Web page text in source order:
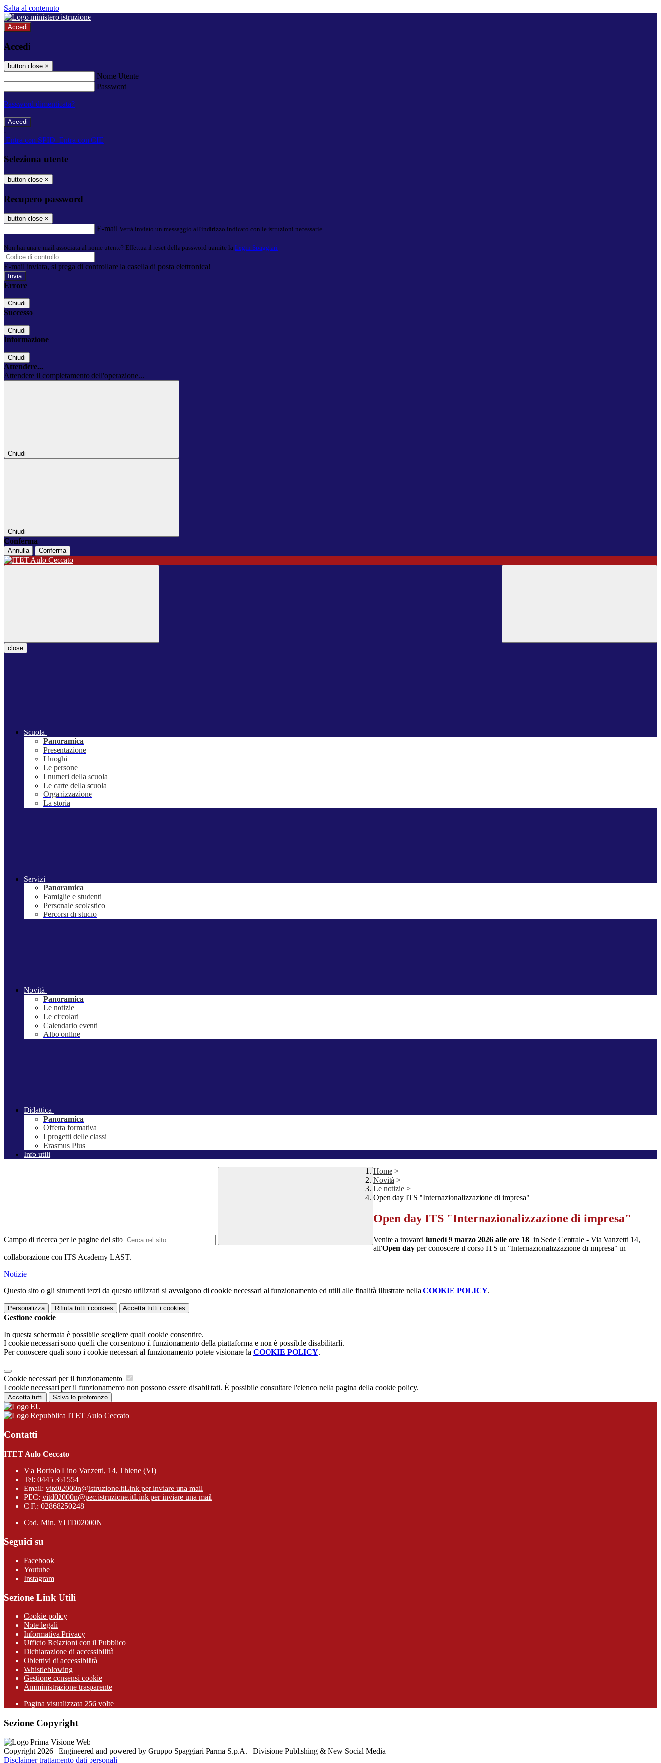
Salta al contenuto
Accedi
Accedi
button close ×
Nome Utente
Password
Password dimenticata?
-
Entra con SPID Entra con CIE
Seleziona utente
button close ×
Recupero password
button close ×
E-mail Verrà inviato un messaggio all'indirizzo indicato con le istruzioni necessarie.
Non hai una e-mail associata al nome utente? Effettua il reset della password tramite la Login Spaggiari
E-mail inviata, si prega di controllare la casella di posta elettronica!
Errore
Chiudi
Successo
Chiudi
Informazione
Chiudi
Attendere...
Attendere il completamento dell'operazione...
Chiudi
Chiudi
Conferma
Annulla Conferma
close
Scuola
Panoramica
Presentazione
I luoghi
Le persone
I numeri della scuola
Le carte della scuola
Organizzazione
La storia
Servizi
Panoramica
Famiglie e studenti
Personale scolastico
Percorsi di studio
Novità
Panoramica
Le notizie
Le circolari
Calendario eventi
Albo online
Didattica
Panoramica
Offerta formativa
I progetti delle classi
Erasmus Plus
Info utili
Campo di ricerca per le pagine del sito
Home >
Novità >
Le notizie >
Open day ITS "Internazionalizzazione di impresa"
Open day ITS "Internazionalizzazione di impresa"
Venite a trovarci lunedì 9 marzo 2026 alle ore 18 in Sede Centrale - Via Vanzetti 14,
all'Open day per conoscere il corso ITS in "Internazionalizzazione di impresa" in
collaborazione con ITS Academy LAST.
Notizie
Questo sito o gli strumenti terzi da questo utilizzati si avvalgono di cookie necessari al funzionamento ed utili alle finalità illustrate nella COOKIE POLICY.
Personalizza Rifiuta tutti i cookies Accetta tutti i cookies
Gestione cookie
In questa schermata è possibile scegliere quali cookie consentire.
I cookie necessari sono quelli che consentono il funzionamento della piattaforma e non è possibile disabilitarli.
Per conoscere quali sono i cookie necessari al funzionamento potete visionare la COOKIE POLICY.
Cookie necessari per il funzionamento
I cookie necessari per il funzionamento non possono essere disabilitati. È possibile consultare l'elenco nella pagina della cookie policy.
Accetta tutti Salva le preferenze
ITET Aulo Ceccato
Contatti
ITET Aulo Ceccato
Via Bortolo Lino Vanzetti, 14, Thiene (VI)
Tel: 0445 361554
Email: vitd02000n@istruzione.itLink per inviare una mail
PEC: vitd02000n@pec.istruzione.itLink per inviare una mail
C.F.: 02868250248
Cod. Min. VITD02000N
Seguici su
Facebook
Youtube
Instagram
Sezione Link Utili
Cookie policy
Note legali
Informativa Privacy
Ufficio Relazioni con il Pubblico
Dichiarazione di accessibilità
Obiettivi di accessibilità
Whistleblowing
Gestione consensi cookie
Amministrazione trasparente
Pagina visualizzata 256 volte
Sezione Copyright
Copyright 2026 | Engineered and powered by Gruppo Spaggiari Parma S.p.A. | Divisione Publishing & New Social Media
Disclaimer trattamento dati personali